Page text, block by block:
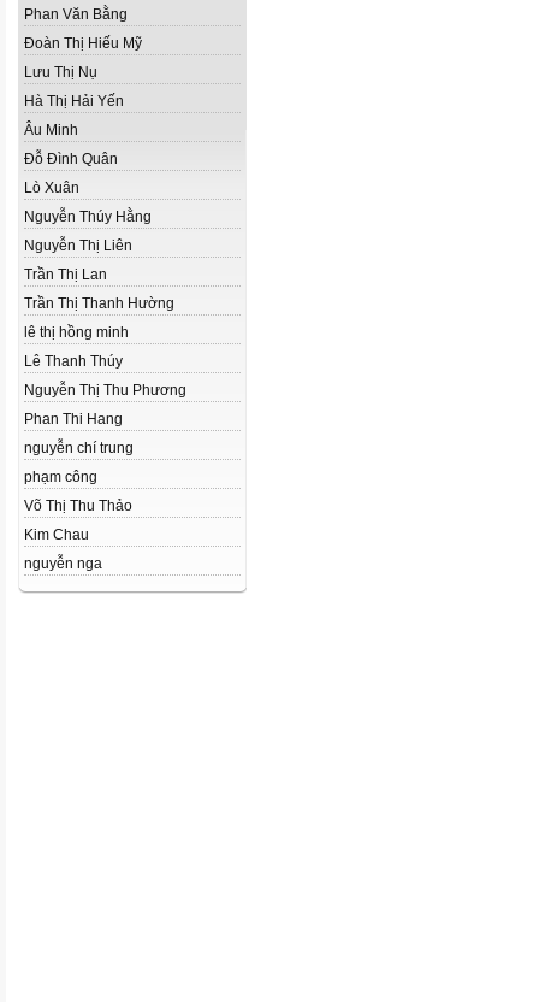
Phan Văn Bằng
Đoàn Thị Hiếu Mỹ
Lưu Thị Nụ
Hà Thị Hải Yến
Âu Minh
Đỗ Đình Quân
Lò Xuân
Nguyễn Thúy Hằng
Nguyễn Thị Liên
Trần Thị Lan
Trần Thị Thanh Hường
lê thị hồng minh
Lê Thanh Thúy
Nguyễn Thị Thu Phương
Phan Thi Hang
nguyễn chí trung
phạm công
Võ Thị Thu Thảo
Kim Chau
nguyễn nga